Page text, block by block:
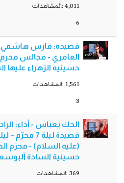
4,011 :المشاهدات
6
6:27
قصيده: فارس هاشمي -
حسينيه الزهراء عليها
1,561 :المشاهدات
3
7:51
الحك يعباس - أداء:
قصيدة ليلة 7
حسينية السادة
369 :المشاهدات